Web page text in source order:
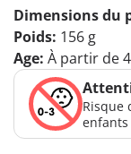
Dimensions du
Poids: 156 g
Age: À partir de
Risque
enfants